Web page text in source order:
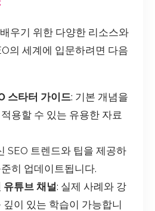
우기 위한 다양한 리소스와
의 세계에 입문하려면 다음
스타터 가이드: 기본 개념을
용할 수 있는 유용한 자료
SEO 트렌드와 팁을 제공하
히 업데이트됩니다.
유튜브 채널: 실제 사례와 강
깊이 있는 학습이 가능합니